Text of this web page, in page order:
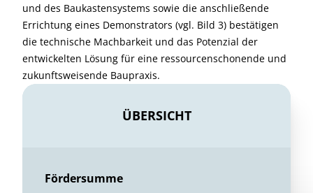
und des Baukastensystems sowie die anschließende
Errichtung eines Demonstrators (vgl. Bild 3) bestätigen
die technische Machbarkeit und das Potenzial der
entwickelten Lösung für eine ressourcenschonende und
zukunftsweisende Baupraxis.
ÜBERSICHT
Fördersumme